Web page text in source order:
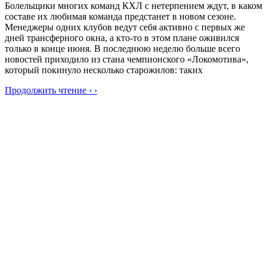
Болельщики многих команд КХЛ с нетерпением ждут, в каком
составе их любимая команда предстанет в новом сезоне.
Менеджеры одних клубов ведут себя активно с первых же
дней трансферного окна, а кто-то в этом плане оживился
только в конце июня. В последнюю неделю больше всего
новостей приходило из стана чемпионского «Локомотива»,
который покинуло несколько старожилов: таких
Продолжить чтение › ›